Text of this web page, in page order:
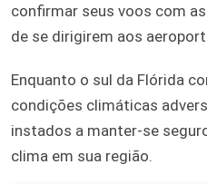
confirmar seus voos com
de se dirigirem aos
Enquanto o sul da Flórida
condições climáticas
instados a manter-se
clima em sua região.